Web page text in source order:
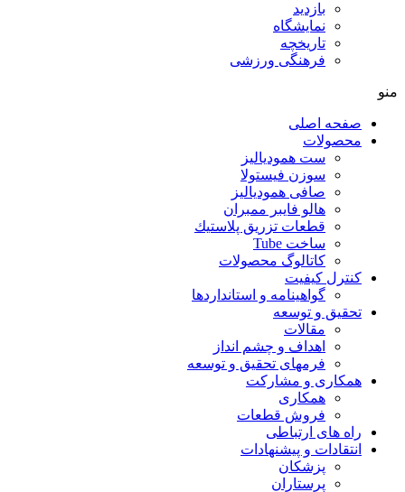
بازدید
نمایشگاه
تاريخچه
فرهنگی ورزشی
منو
صفحه اصلی
محصولات
ست همودیالیز
سوزن فیستولا
صافی همودیالیز
هالو فایبر ممبران
قطعات تزريق پلاستيك
ساخت Tube
کاتالوگ محصولات
کنترل کیفیت
گواهينامه و استانداردها
تحقيق و توسعه
مقالات
اهداف و چشم انداز
فرمهای تحقیق و توسعه
همکاری و مشارکت
همکاری
فروش قطعات
راه های ارتباطی
انتقادات و پيشنهادات
پزشكان
پرستاران